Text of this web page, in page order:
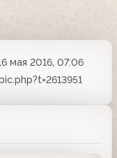
мая 2016, 07:06